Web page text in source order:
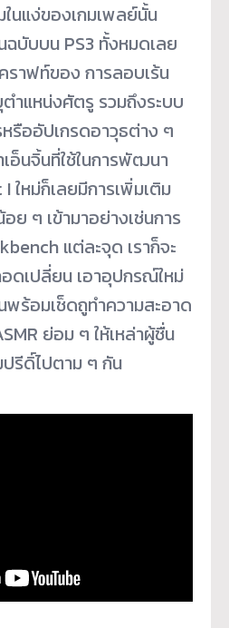
นแง่ของเกมเพลย์นั้น
บับบน PS3 ทั้งหมดเลย
ราฟท์ของ การลอบเร้น
ำแหน่งศัตรู รวมถึงระบบ
รืออัปเกรดอาวุธต่าง ๆ
อ็นจิ้นที่ใช้ในการพัฒนา
ใหม่ก็เลยมีการเพิ่มเติม
ย ๆ เข้ามาอย่างเช่นการ
แต่ละจุด เราก็จะ
อดเปลี่ยน เอาอุปกรณ์ใหม่
พร้อมเช็ดถูทำความสะอาด
ย่อม ๆ ให้เหล่าผู้ชื่น
รีดิ์ไปตาม ๆ กัน